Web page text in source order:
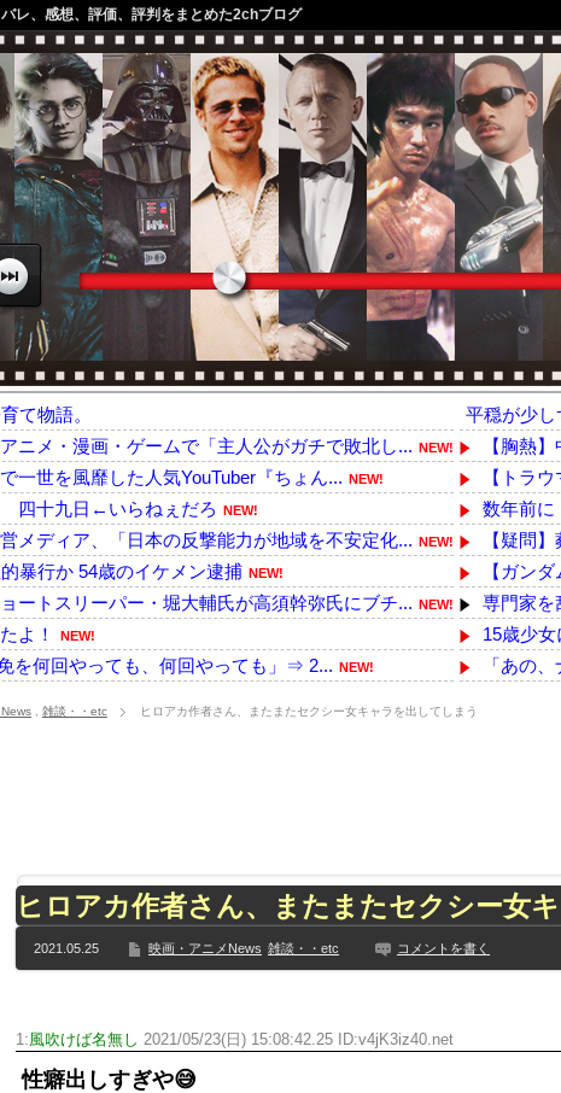
レ、感想、評価、評判をまとめた2chブログ
て物語。
ニメ・漫画・ゲームで「主人公がガチで敗北し... NEW!
一世を風靡した人気YouTuber『ちょん... NEW!
四十九日←いらねぇだろ NEW!
メディア、「日本の反撃能力が地域を不安定化... NEW!
暴行か 54歳のイケメン逮捕 NEW!
ートスリーパー・堀大輔氏が高須幹弥氏にブチ... NEW!
よ！ NEW!
を何回やっても、何回やっても」⇒ 2... NEW!
取っ組み合い！
でボディラインくっきり！！
山凌輝がW不倫‼共演した久保史緒里と中村麗...
ダブル主演の映画で演技に初挑戦‼
任「両院議員総会での意見や総括を踏まえ、適...
たんの破壊力が半端ない【梅咲遥】
ングシューズを手に入れる
平穏が少し
【胸熱
【トラ
数年前に
【疑問
【ガン
専門家を
15歳少
「あの
【
近所の
韓国芸能
韓国人
【悲報】
雑談・・etc ヒロアカ作者さん、またまたセクシー女キャラを出してしまう
ヒロアカ作者さん、またまたセクシー女
2021.05.25 映画・アニメNews 雑談・・etc コメントを書く
1:風吹けば名無し 2021/05/23(日) 15:08:42.25 ID:v4jK3iz40.net
性癖出しすぎや😅